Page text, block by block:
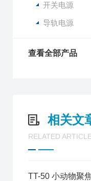
开关电源
导轨电源
查看全部产品
相关文
RELATED
TT-50 小动物聚